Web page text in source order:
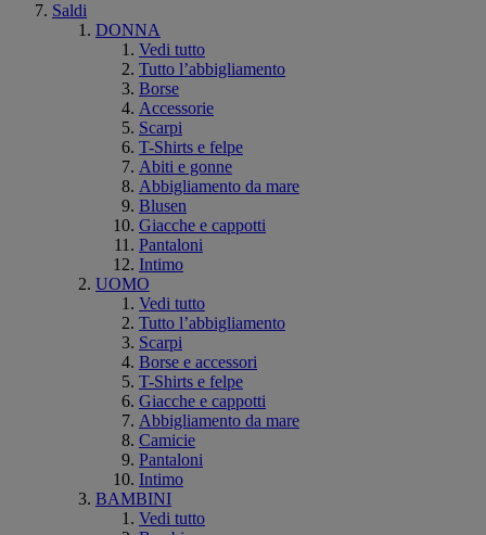
Saldi
DONNA
Vedi tutto
Tutto l’abbigliamento
Borse
Accessorie
Scarpi
T-Shirts e felpe
Abiti e gonne
Abbigliamento da mare
Blusen
Giacche e cappotti
Pantaloni
Intimo
UOMO
Vedi tutto
Tutto l’abbigliamento
Scarpi
Borse e accessori
T-Shirts e felpe
Giacche e cappotti
Abbigliamento da mare
Camicie
Pantaloni
Intimo
BAMBINI
Vedi tutto